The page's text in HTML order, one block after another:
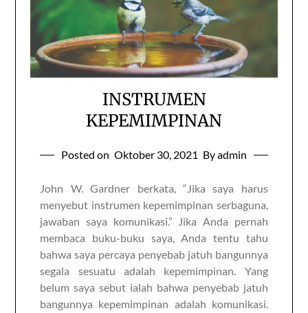
INSTRUMEN
KEPEMIMPINAN
Posted on Oktober 30, 2021 By admin
John W. Gardner berkata, “Jika saya harus
menyebut instrumen kepemimpinan serbaguna,
jawaban saya komunikasi.” Jika Anda pernah
membaca buku-buku saya, Anda tentu tahu
bahwa saya percaya penyebab jatuh bangunnya
segala sesuatu adalah kepemimpinan. Yang
belum saya sebut ialah bahwa penyebab jatuh
bangunnya kepemimpinan adalah komunikasi.